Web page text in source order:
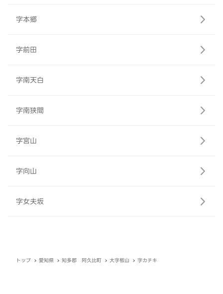
字本郷
字前田
字南天白
字南狭間
字宮山
字向山
字女夫坂
トップ 愛知県 知多郡 阿久比町 大字板山 字カチキ